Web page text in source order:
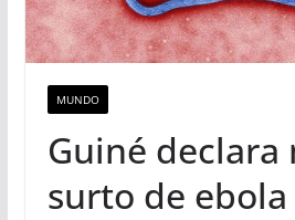
MUNDO
Guiné declara
surto de ebola